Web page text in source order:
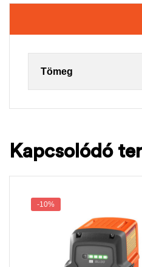
Tömeg
Kapcsolódó
-10%